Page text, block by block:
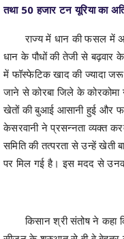
तथा 50 हजार टन यूरिया का
राज्य में धान की फसल में
धान के पौधों की तेजी से
में फॉस्फेटिक खाद की ज्यादा
जाने से कोरबा जिले के कोरकोमा
खेतों की बुआई आसानी हुई और
केसरवानी ने प्रसन्नता व्यक्त
समिति की तत्परता से उन्हें खेती
पर मिल गई है। इस मदद से
किसान श्री संतोष ने